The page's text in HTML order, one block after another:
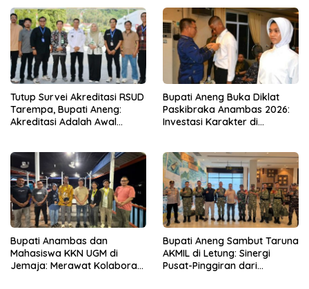
Tutup Survei Akreditasi RSUD
Tarempa, Bupati Aneng:
Akreditasi Adalah Awal
Bupati Aneng Buka Diklat
Paskibraka Anambas 2026:
Investasi Karakter di
Bupati Anambas dan
Mahasiswa KKN UGM di
Jemaja: Merawat Kolaborasi
Bupati Aneng Sambut Taruna
AKMIL di Letung: Sinergi
Pusat-Pinggiran dari